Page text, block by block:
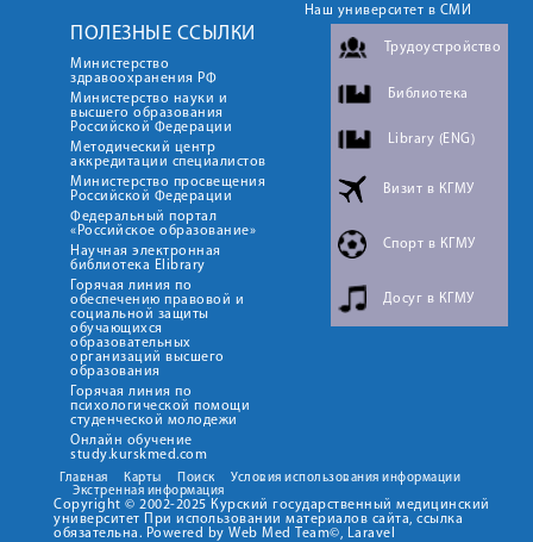
Наш университет в СМИ
ПОЛЕЗНЫЕ ССЫЛКИ
Министерство
здравоохранения РФ
Министерство науки и
высшего образования
Российской Федерации
Методический центр
аккредитации специалистов
Министерство просвещения
Российской Федерации
Федеральный портал
«Российское образование»
Научная электронная
библиотека Elibrary
Горячая линия по
обеспечению правовой и
социальной защиты
обучающихся
образовательных
организаций высшего
образования
Горячая линия по
психологической помощи
студенческой молодежи
Онлайн обучение
study.kurskmed.com
Трудоустройство
Библиотека
Library (ENG)
Визит в КГМУ
Спорт в КГМУ
Досуг в КГМУ
Главная Карты Поиск
Условия использования информации
Экстренная информация
Copyright © 2002-2025 Курский государственный медицинский
университет При использовании материалов сайта, ссылка
обязательна. Powered by Web Med Team©, Laravel